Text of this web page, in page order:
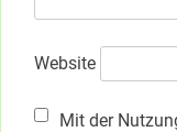
Website
Mit der